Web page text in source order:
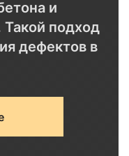
и
подход
дефектов в